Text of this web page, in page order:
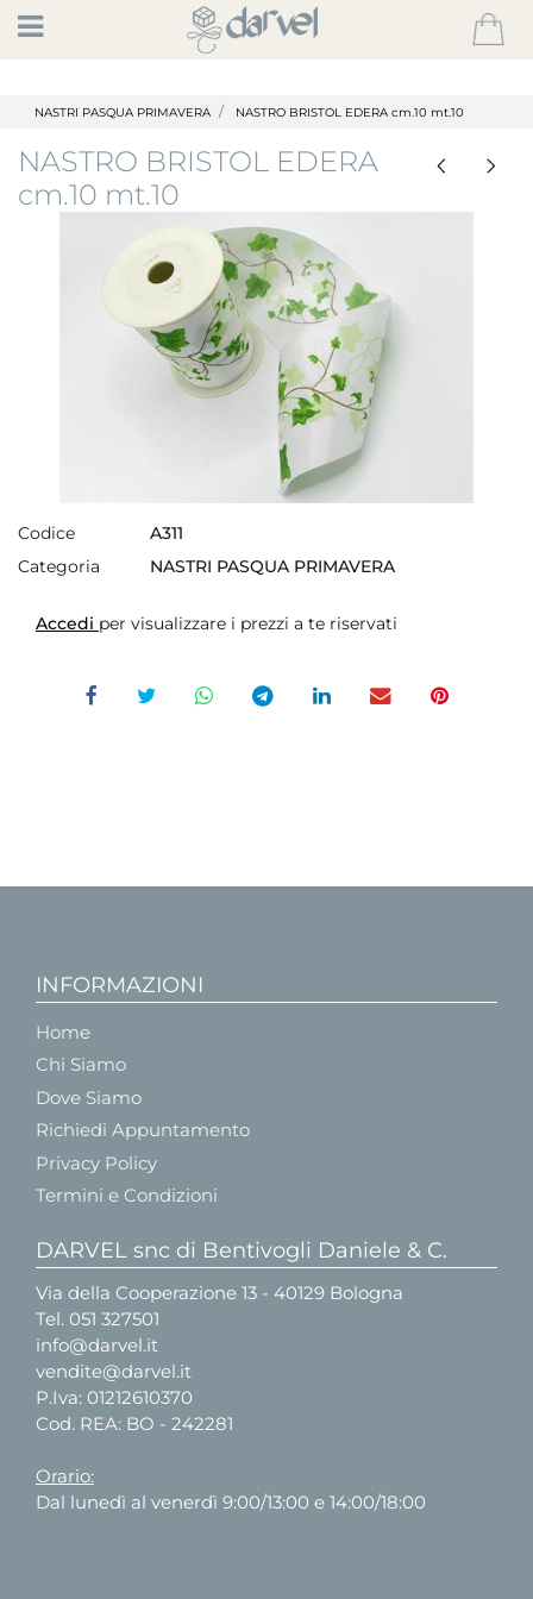
Open
NASTRI PASQUA PRIMAVERA NASTRO BRISTOL EDERA cm.10 mt.10
NASTRO BRISTOL EDERA
cm.10 mt.10
Codice
A311
Categoria
NASTRI PASQUA PRIMAVERA
Accedi per visualizzare i prezzi a te riservati
INFORMAZIONI
Home
Chi Siamo
Dove Siamo
Richiedi Appuntamento
Privacy Policy
Termini e Condizioni
DARVEL snc di Bentivogli Daniele & C.
Via della Cooperazione 13 - 40129 Bologna
Tel. 051 327501
info@darvel.it
vendite@darvel.it
P.Iva: 01212610370
Cod. REA: BO - 242281
Orario:
Dal lunedì al venerdì 9:00/13:00 e 14:00/18:00